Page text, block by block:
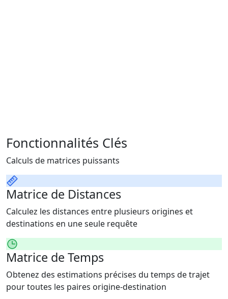
Fonctionnalités Clés
Calculs de matrices puissants
Matrice de Distances
Calculez les distances entre plusieurs origines et
destinations en une seule requête
Matrice de Temps
Obtenez des estimations précises du temps de trajet
pour toutes les paires origine-destination